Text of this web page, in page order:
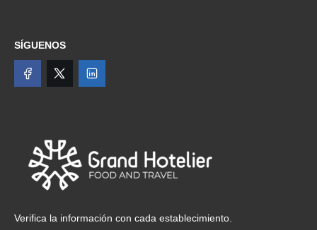
SÍGUENOS
Verifica la información con cada establecimiento.